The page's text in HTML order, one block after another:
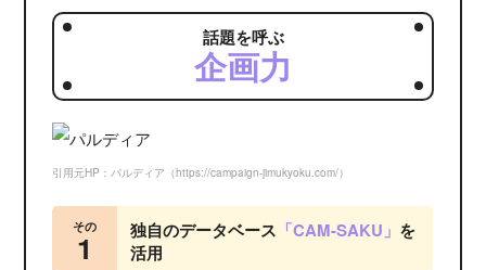
話題を呼ぶ
企画力
引用元HP：パルディア（https://campaign-jimukyoku.com/）
その
1 独自のデータベース 「CAM-SAKU」 を
活用